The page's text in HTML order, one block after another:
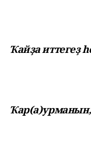
Ҡайҙа иттегеҙ